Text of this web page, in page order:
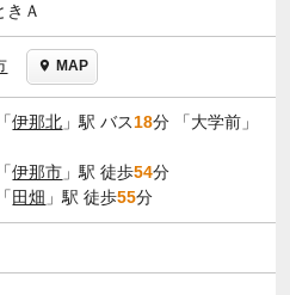
きＡ
MAP
「伊那北 」駅 バス18分 「大学前」
「伊那市 」駅 徒歩54分
「 田畑 」駅 徒歩55分